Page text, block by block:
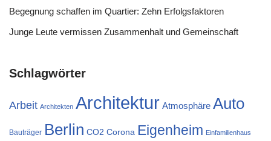
Begegnung schaffen im Quartier: Zehn Erfolgsfaktoren
Junge Leute vermissen Zusammenhalt und Gemeinschaft
Schlagwörter
Arbeit Architekten Architektur Atmosphäre Auto
Bauträger Berlin CO2 Corona Eigenheim Einfamilienhaus